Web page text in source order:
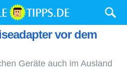
vor dem
Geräte auch im Ausland